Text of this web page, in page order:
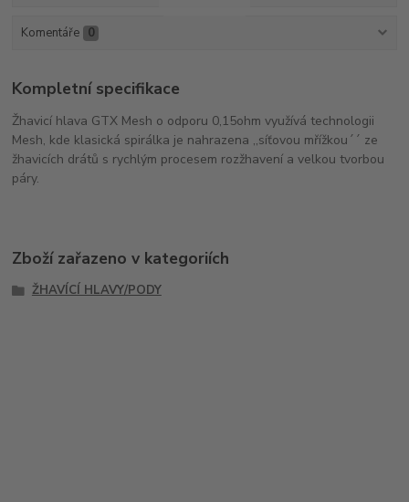
Komentáře 0
Kompletní specifikace
Žhavicí hlava GTX Mesh o odporu 0,15ohm využívá technologii
Mesh, kde klasická spirálka je nahrazena ,,síťovou mřížkou´´ ze
žhavicích drátů s rychlým procesem rozžhavení a velkou tvorbou
páry.
Zboží zařazeno v kategoriích
ŽHAVÍCÍ HLAVY/PODY